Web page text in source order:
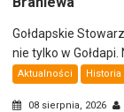
Gołdapskie
nie tylko w
Aktualności Historia
08 sierpnia, 2026